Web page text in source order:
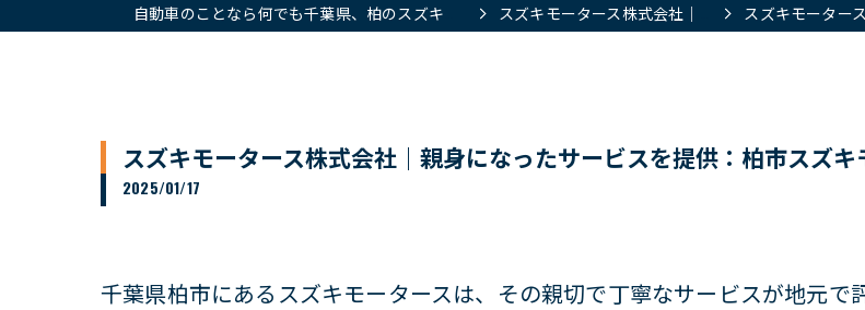
スズキモータース株式会社｜コラム スズキモータース
スズキモータース株式会社｜親身になったサービスを提供：柏市スズ
2025/01/17
千葉県柏市にあるスズキモータースは、その親切で丁寧なサービスが地元